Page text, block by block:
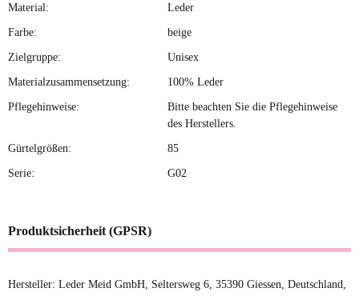
Material: Leder
Farbe: beige
Zielgruppe: Unisex
Materialzusammensetzung: 100% Leder
Pflegehinweise:
Bitte beachten Sie die Pflegehinweise
des Herstellers.
Gürtelgrößen: 85
Serie: G02
Produktsicherheit (GPSR)
Hersteller: Leder Meid GmbH, Seltersweg 6, 35390 Giessen, Deutschland,